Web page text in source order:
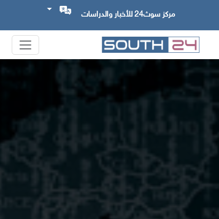
مركز سوث24 للأخبار والدراسات